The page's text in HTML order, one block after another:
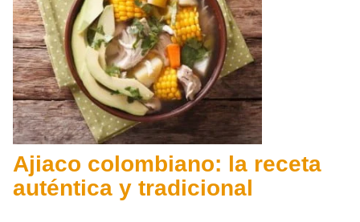
Ajiaco colombiano: la receta
auténtica y tradicional